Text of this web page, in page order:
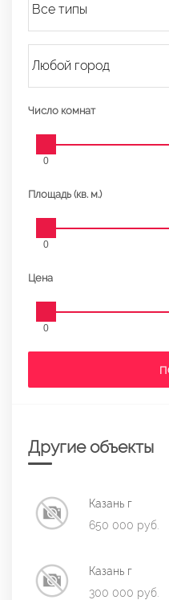
Число комнат
0
Площадь (кв. м.)
0
Цена
0
Другие объекты
Казань г
650 000 руб.
Казань г
300 000 руб.